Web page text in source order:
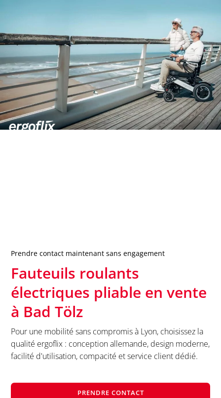
Prendre contact maintenant sans engagement
Fauteuils roulants
électriques pliable en vente
à Bad Tölz
Pour une mobilité sans compromis à Lyon, choisissez la
qualité ergoflix : conception allemande, design moderne,
facilité d'utilisation, compacité et service client dédié.
PRENDRE CONTACT